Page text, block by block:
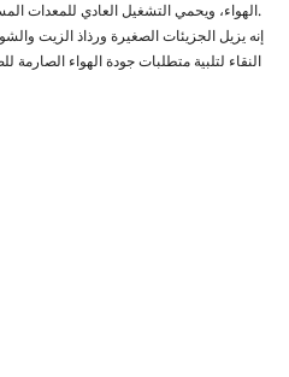
الهواء، ويحمي التشغيل العادي للمعدات المستهلكة للهواء، ويطيل عمر خدمة المعدات.
إنه يزيل الجزيئات الصغيرة ورذاذ الزيت
النقاء لتلبية متطلبات جودة الهواء الصارمة